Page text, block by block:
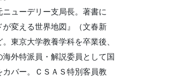
ニューデリー支局長。著書に
が変える世界地図』（文春新
。東京大学教養学科を卒業後、
海外特派員・解説委員として国
カバー。ＣＳＡＳ特別客員教